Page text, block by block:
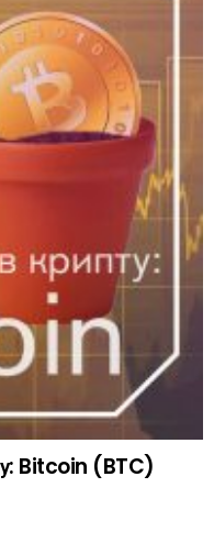
Bitcoin (BTC)